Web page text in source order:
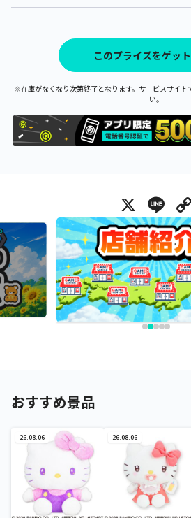
このプライズをゲッ
※在庫がなくなり次第終了となります。サービスサイト
い。
X
おすすめ景品
26.08.06 26.08.06